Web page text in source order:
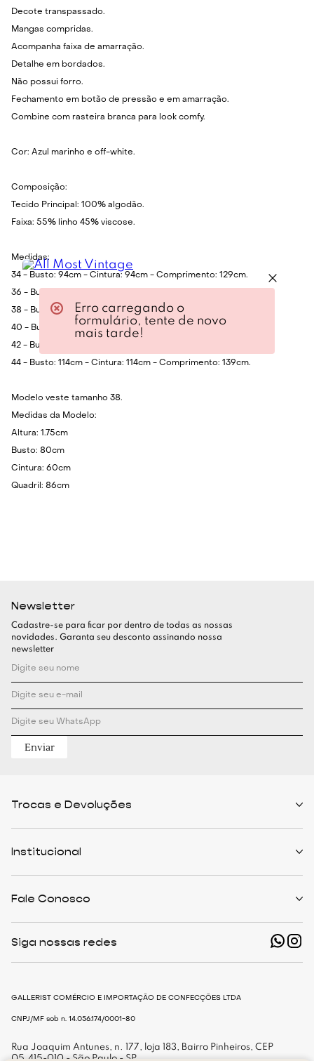
Decote transpassado.
Mangas compridas.
Acompanha faixa de amarração.
Detalhe em bordados.
Não possui forro.
Fechamento em botão de pressão e em amarração.
Combine com rasteira branca para look comfy.
Cor: Azul marinho e off-white.
Composição:
Tecido Principal: 100% algodão.
Faixa: 55% linho 45% viscose.
Medidas:
34 - Busto: 94cm - Cintura: 94cm - Comprimento: 129cm.
36 - Busto: 98cm - Cintura: 98cm - Comprimento: 131cm.
38 - Busto: 102cm - Cintura: 102cm - Comprimento: 133cm.
40 - Busto: 106cm - Cintura: 106cm - Comprimento: 135cm.
42 - Busto: 110cm - Cintura: 110cm - Comprimento: 137cm.
44 - Busto: 114cm - Cintura: 114cm - Comprimento: 139cm.
Modelo veste tamanho 38.
Medidas da Modelo:
Altura: 1.75cm
Busto: 80cm
Cintura: 60cm
Quadril: 86cm
Newsletter
Cadastre-se para ficar por dentro de todas as nossas
novidades. Garanta seu desconto assinando nossa
newsletter
Enviar
Trocas e Devoluções
Formas de Pagamento
Cashback
Institucional
The Outlist
Nossas Lojas
Trabalhe Conosco
Fale Conosco
shop@gallerist.com.br
Siga nossas redes
GALLERIST COMÉRCIO E IMPORTAÇÃO DE CONFECÇÕES LTDA
CNPJ/MF sob n. 14.056.174/0001-80
Rua Joaquim Antunes, n. 177, loja 183, Bairro Pinheiros, CEP
05.415-010 - São Paulo - SP
Erro carregando o
formulário, tente de novo
mais tarde!